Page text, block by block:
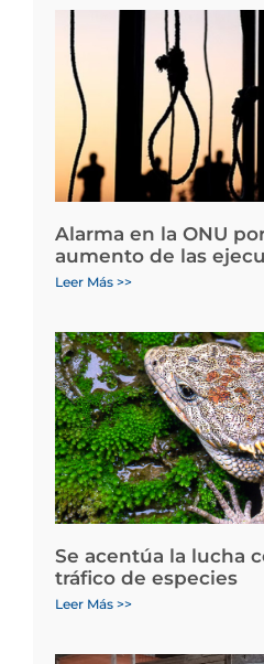
Alarma en la ONU
aumento de las
Leer Más >>
Se acentúa la lucha
tráfico de especies
Leer Más >>